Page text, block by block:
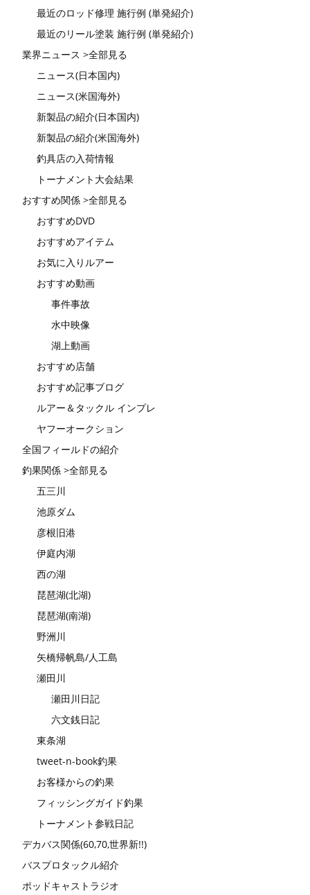
最近のロッド修理 施行例 (単発紹介)
最近のリール塗装 施行例 (単発紹介)
業界ニュース >全部見る
ニュース(日本国内)
ニュース(米国海外)
新製品の紹介(日本国内)
新製品の紹介(米国海外)
釣具店の入荷情報
トーナメント大会結果
おすすめ関係 >全部見る
おすすめDVD
おすすめアイテム
お気に入りルアー
おすすめ動画
事件事故
水中映像
湖上動画
おすすめ店舗
おすすめ記事ブログ
ルアー＆タックル インプレ
ヤフーオークション
全国フィールドの紹介
釣果関係 >全部見る
五三川
池原ダム
彦根旧港
伊庭内湖
西の湖
琵琶湖(北湖)
琵琶湖(南湖)
野洲川
矢橋帰帆島/人工島
瀬田川
瀬田川日記
六文銭日記
東条湖
tweet-n-book釣果
お客様からの釣果
フィッシングガイド釣果
トーナメント参戦日記
デカバス関係(60,70,世界新!!)
バスプロタックル紹介
ポッドキャストラジオ